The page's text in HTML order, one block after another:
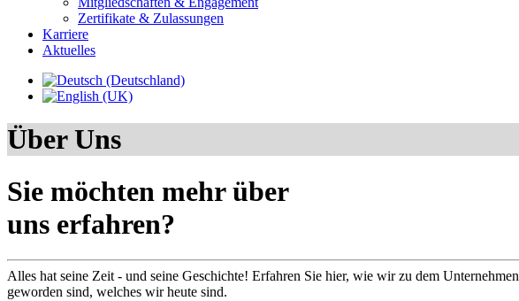
Zertifikate & Zulassungen
Karriere
Aktuelles
Über Uns
Sie möchten mehr über
uns erfahren?
Alles hat seine Zeit - und seine Geschichte! Erfahren Sie hier, wie wir zu dem Unternehmen
geworden sind, welches wir heute sind.